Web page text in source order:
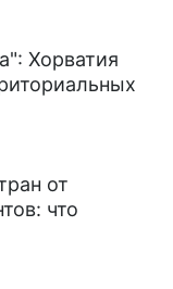
Хорватия
от
что